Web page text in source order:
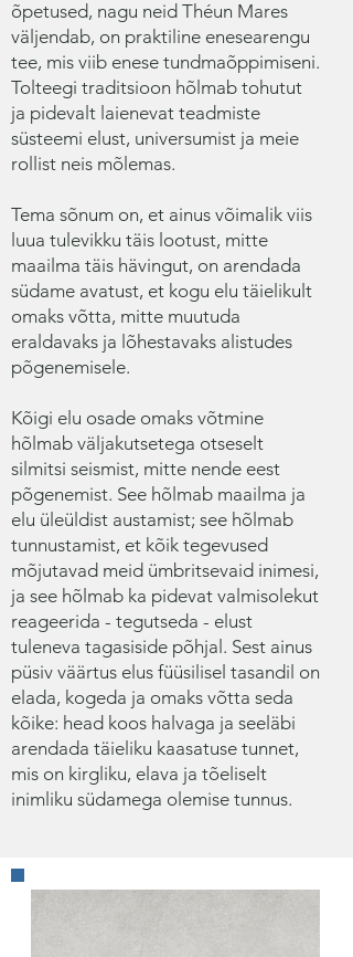
õpetused, nagu neid Théun Mares
väljendab, on praktiline enesearengu
tee, mis viib enese tundmaõppimiseni.
Tolteegi traditsioon hõlmab tohutut
ja pidevalt laienevat teadmiste
süsteemi elust, universumist ja meie
rollist neis mõlemas.
Tema sõnum on, et ainus võimalik viis
luua tulevikku täis lootust, mitte
maailma täis hävingut, on arendada
südame avatust, et kogu elu täielikult
omaks võtta, mitte muutuda
eraldavaks ja lõhestavaks alistudes
põgenemisele.
Kõigi elu osade omaks võtmine
hõlmab väljakutsetega otseselt
silmitsi seismist, mitte nende eest
põgenemist. See hõlmab maailma ja
elu üleüldist austamist; see hõlmab
tunnustamist, et kõik tegevused
mõjutavad meid ümbritsevaid inimesi,
ja see hõlmab ka pidevat valmisolekut
reageerida - tegutseda - elust
tuleneva tagasiside põhjal. Sest ainus
püsiv väärtus elus füüsilisel tasandil on
elada, kogeda ja omaks võtta seda
kõike: head koos halvaga ja seeläbi
arendada täieliku kaasatuse tunnet,
mis on kirgliku, elava ja tõeliselt
inimliku südamega olemise tunnus.